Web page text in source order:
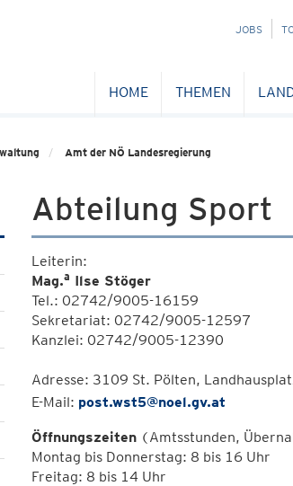
NAVIGATION
JOBS
HOME THEMEN
Amt der NÖ Landesregierung
Abteilung Sport
Leiterin:
Mag.a Ilse Stöger
Tel.: 02742/9005-16159
Sekretariat: 02742/9005-12597
Kanzlei: 02742/9005-12390
Adresse: 3109 St. Pölten,
E-Mail: post.wst5@noel.gv.at
Öffnungszeiten(Amtsstunden,
Montag bis Donnerstag: 8 bis 16 Uhr
Freitag: 8 bis 14 Uhr